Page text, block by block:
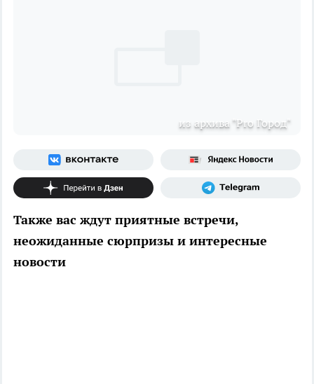
из архива "Pro Город"
Также вас ждут приятные встречи,
неожиданные сюрпризы и интересные
новости